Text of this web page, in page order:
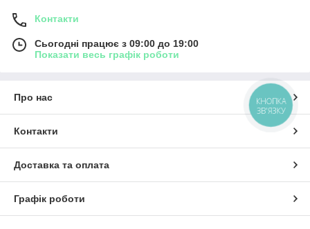
Контакти
Сьогодні працює з 09:00 до 19:00
Показати весь графік роботи
Про нас
Контакти
Доставка та оплата
Графік роботи
КНОПКА
ЗВ'ЯЗКУ